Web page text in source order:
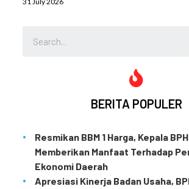
BERITA POPULER
Resmikan BBM 1 Harga, Kepala
Memberikan Manfaat Terhadap
Ekonomi Daerah
Apresiasi Kinerja Badan Usaha,